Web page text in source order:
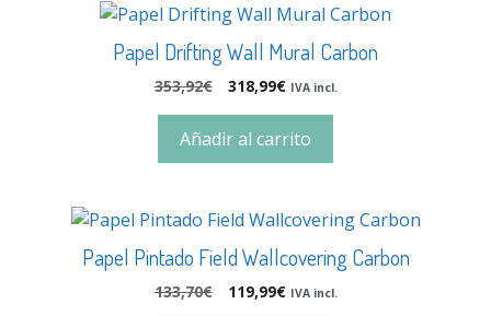
Papel Drifting Wall Mural Carbon
353,92€ 318,99€ IVA incl.
Añadir al carrito
Papel Pintado Field Wallcovering Carbon
133,70€ 119,99€ IVA incl.